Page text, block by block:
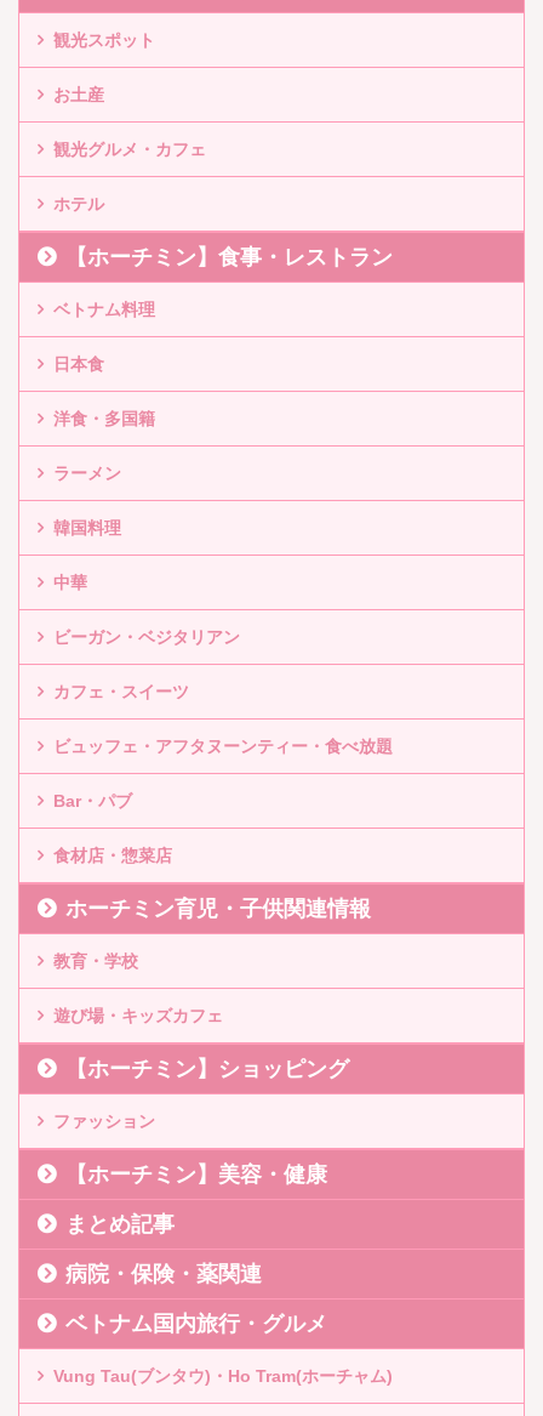
観光スポット
お土産
観光グルメ・カフェ
ホテル
【ホーチミン】食事・レストラン
ベトナム料理
日本食
洋食・多国籍
ラーメン
韓国料理
中華
ビーガン・ベジタリアン
カフェ・スイーツ
ビュッフェ・アフタヌーンティー・食べ放題
Bar・パブ
食材店・惣菜店
ホーチミン育児・子供関連情報
教育・学校
遊び場・キッズカフェ
【ホーチミン】ショッピング
ファッション
【ホーチミン】美容・健康
まとめ記事
病院・保険・薬関連
ベトナム国内旅行・グルメ
Vung Tau(ブンタウ)・Ho Tram(ホーチャム)